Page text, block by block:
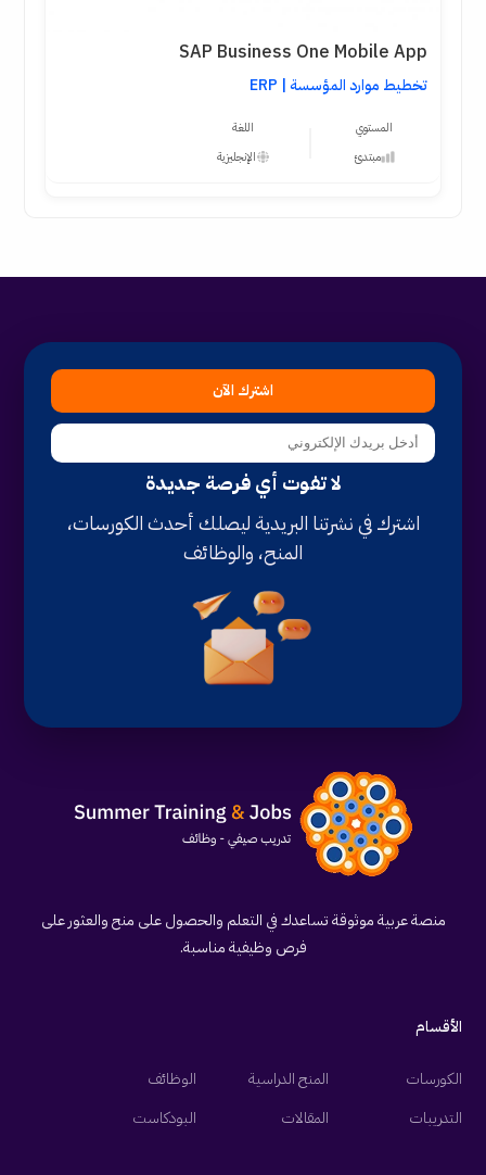
SAP Business One Mobile App
تخطيط موارد المؤسسة | ERP
المستوي
مبتدئ
اللغة
الإنجليزية
اشترك الآن
لا تفوت أي فرصة جديدة
اشترك في نشرتنا البريدية ليصلك أحدث الكورسات،
المنح، والوظائف
منصة عربية موثوقة تساعدك في التعلم والحصول على منح والعثور على
فرص وظيفية مناسبة.
الأقسام
الكورسات المنح الدراسية
الوظائف
التدريبات
المقالات البودكاست